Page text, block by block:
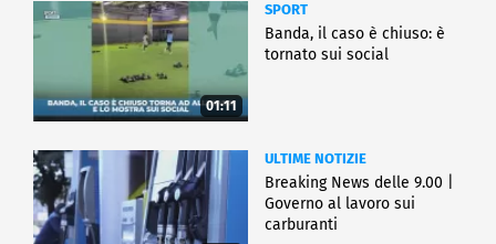
01:11
SPORT
Banda, il caso è chiuso: è
tornato sui social
ULTIME NOTIZIE
Breaking News delle 9.00 |
Governo al lavoro sui
carburanti